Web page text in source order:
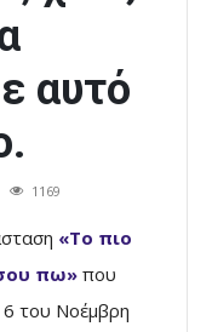
αυτό
1169
«Το πιο
πω» που
του Νοέμβρη